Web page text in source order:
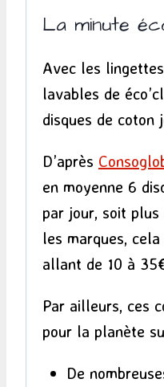
La minute
Avec les
lavables de
disques de coton
D’après
en moyenne 6
par jour, soit
les marques,
allant de 10 à
Par ailleurs, ces
pour la planète
De